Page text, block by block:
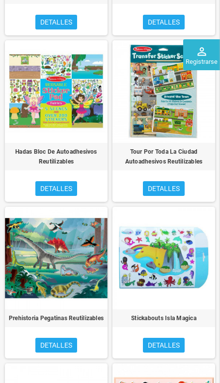
perm_identity
Registrarse
DETALLES DETALLES
Hadas Bloc De Autoadhesivos
Reutilizables
DETALLES
Tour Por Toda La Ciudad
Autoadhesivos Reutilizables
DETALLES
Prehistoria Pegatinas Reutilizables
DETALLES
Stickabouts Isla Magica
DETALLES